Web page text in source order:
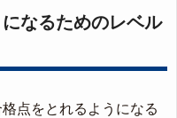
なるためのレベル
点をとれるようになる